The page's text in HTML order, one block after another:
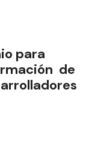
para
de